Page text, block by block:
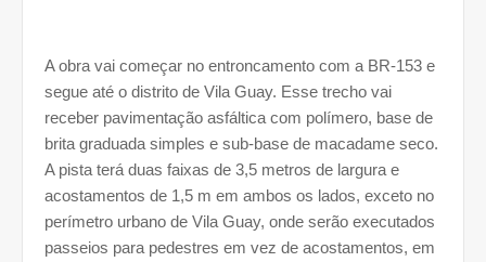
A obra vai começar no entroncamento com a BR-153 e
segue até o distrito de Vila Guay. Esse trecho vai
receber pavimentação asfáltica com polímero, base de
brita graduada simples e sub-base de macadame seco.
A pista terá duas faixas de 3,5 metros de largura e
acostamentos de 1,5 m em ambos os lados, exceto no
perímetro urbano de Vila Guay, onde serão executados
passeios para pedestres em vez de acostamentos, em